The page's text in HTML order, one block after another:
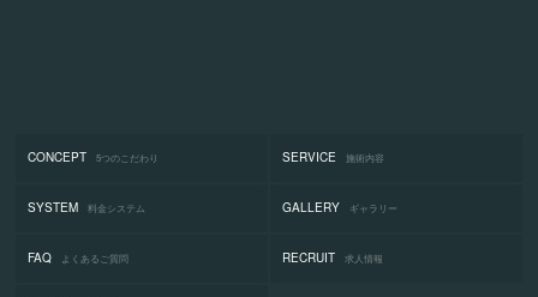
CONCEPT 5つのこだわり SERVICE 施術内容
SYSTEM 料金システム GALLERY ギャラリー
FAQ よくあるご質問 RECRUIT 求人情報